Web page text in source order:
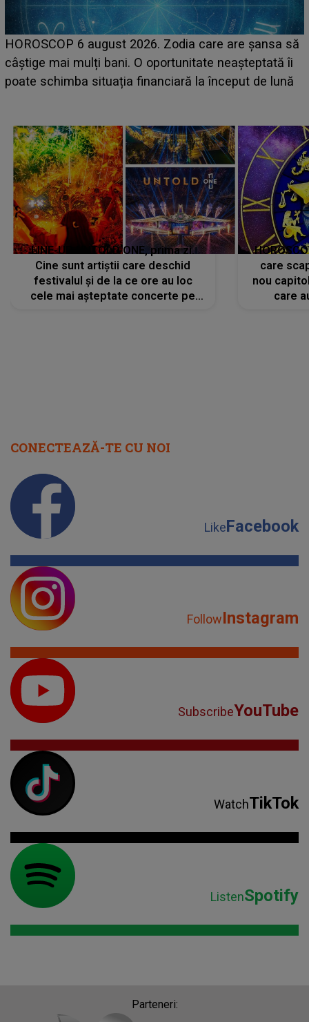
HOROSCOP 6 august 2026. Zodia care are șansa să
câștige mai mulți bani. O oportunitate neașteptată îi
poate schimba situația financiară la început de lună
LINE-UP UNTOLD ONE, prima zi.
Cine sunt artiștii care deschid
festivalul și de la ce ore au loc
cele mai așteptate concerte pe
care
nou
care
CONECTEAZĂ-TE CU NOI
LikeFacebook
FollowInstagram
SubscribeYouTube
WatchTikTok
ListenSpotify
Parteneri: